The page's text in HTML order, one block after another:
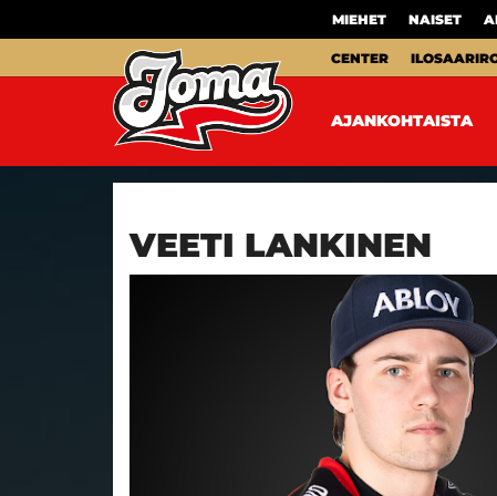
MIEHET NAISET
CENTER
AJANKOHTAISTA
VEETI LANKINEN